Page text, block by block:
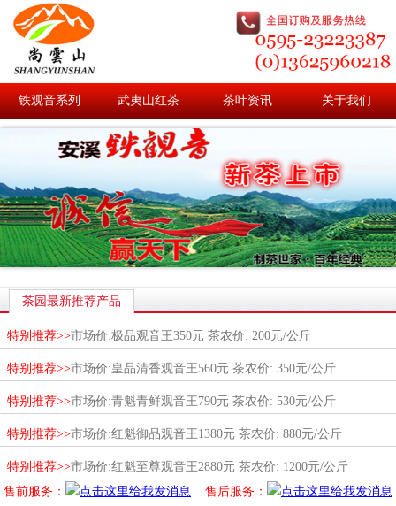
铁观音系列 武夷山红茶 茶叶资讯 关于我们
茶园最新推荐产品
特别推荐>>市场价:极品观音王350元 茶农价: 200元/公斤
特别推荐>>市场价:皇品清香观音王560元 茶农价: 350元/公斤
特别推荐>>市场价:青魁青鲜观音王790元 茶农价: 530元/公斤
特别推荐>>市场价:红魁御品观音王1380元 茶农价: 880元/公斤
特别推荐>>市场价:红魁至尊观音王2880元 茶农价: 1200元/公斤
售前服务：
售后服务：